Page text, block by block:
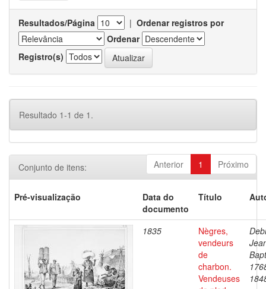
Resultados/Página | Ordenar registros por
Ordenar
Registro(s)
Resultado 1-1 de 1.
Anterior 1 Próximo
Conjunto de itens:
Pré-visualização
Data do
documento
Título
1835
Nègres,
vendeurs
de
charbon.
Vendeuses